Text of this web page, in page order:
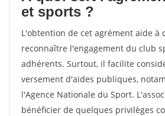
et sports ?
L'obtention de cet agrément aide à
reconnaître l'engagement du club
adhérents. Surtout, il facilite
versement d'aides publiques,
l'Agence Nationale du Sport.
bénéficier de quelques privilèges